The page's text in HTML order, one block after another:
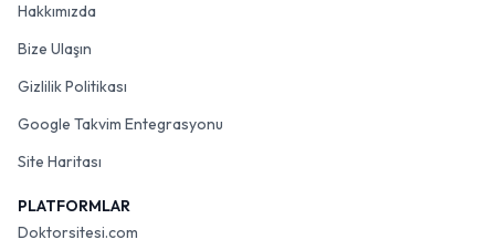
Hakkımızda
Bize Ulaşın
Gizlilik Politikası
Google Takvim Entegrasyonu
Site Haritası
PLATFORMLAR
Doktorsitesi.com